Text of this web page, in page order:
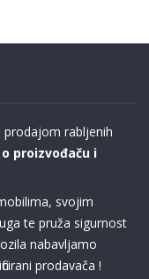
prodajom rabljenih
proizvođaču i
svojim
te pruža sigurnost
nabavljamo
prodavača !